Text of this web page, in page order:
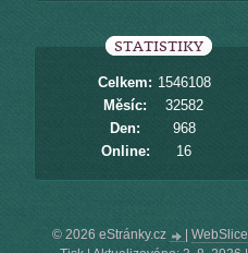
STATISTIKY
Online: 16
Celkem: 1546108
Měsíc:
32582
Den:
968
© 2026 eStránky.cz WebSlice